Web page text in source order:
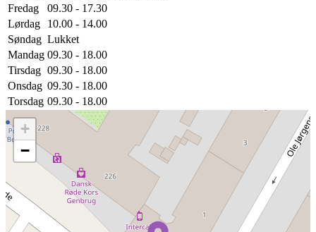
Fredag
09.30 - 17.30
Lørdag
10.00 - 14.00
Søndag Lukket
Mandag 09.30 - 18.00
Tirsdag 09.30 - 18.00
Onsdag 09.30 - 18.00
Torsdag 09.30 - 18.00
+
−